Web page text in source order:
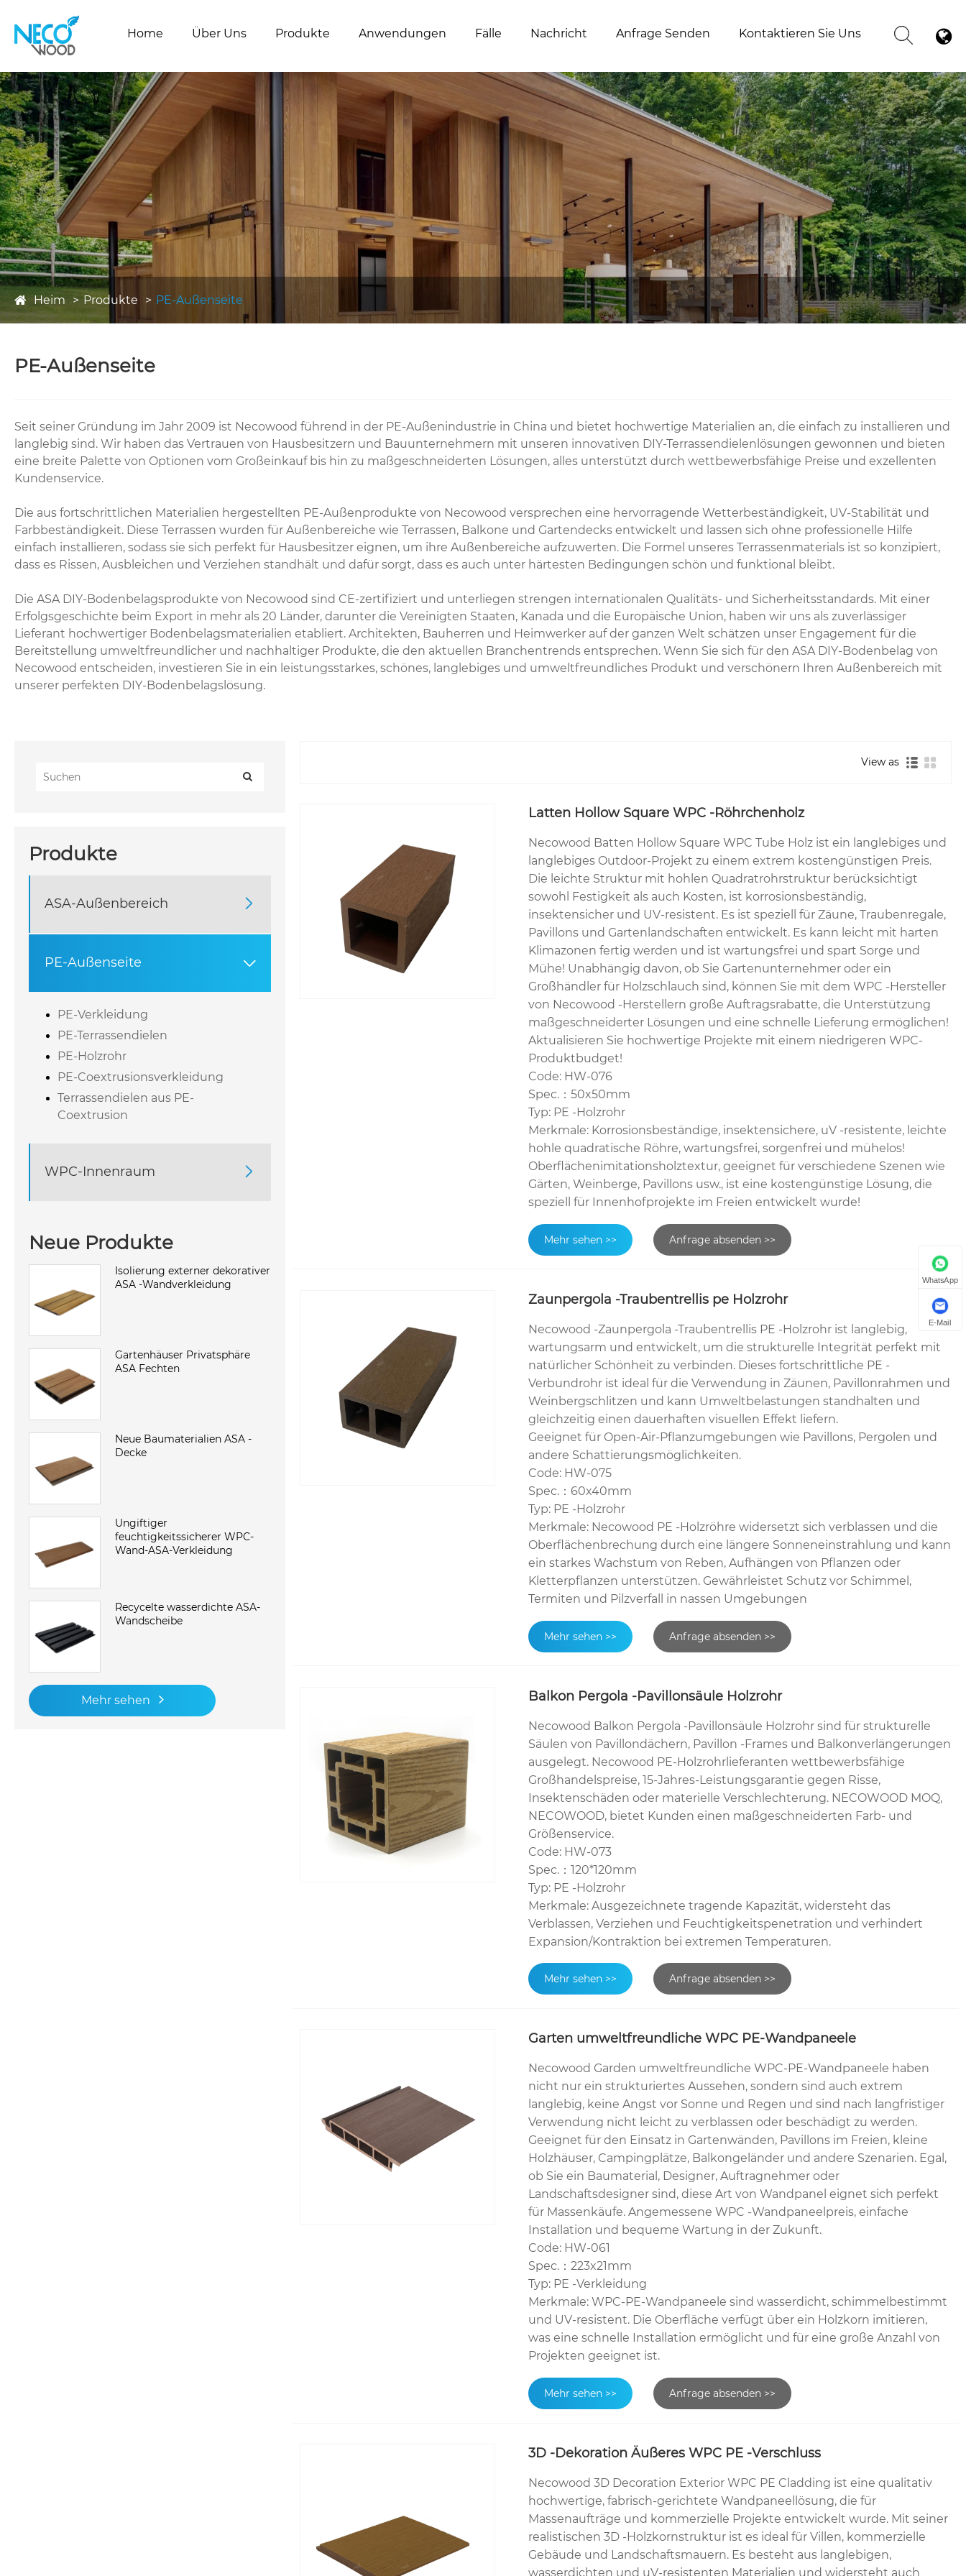
Home Über Uns Produkte Anwendungen Fälle Nachricht Anfrage Senden Kontaktieren Sie Uns
Heim Produkte PE-Außenseite
PE-Außenseite
Seit seiner Gründung im Jahr 2009 ist Necowood führend in der PE-Außenindustrie in China und bietet hochwertige Materialien an, die einfach zu installieren und
langlebig sind. Wir haben das Vertrauen von Hausbesitzern und Bauunternehmern mit unseren innovativen DIY-Terrassendielenlösungen gewonnen und bieten
eine breite Palette von Optionen vom Großeinkauf bis hin zu maßgeschneiderten Lösungen, alles unterstützt durch wettbewerbsfähige Preise und exzellenten
Kundenservice.
Die aus fortschrittlichen Materialien hergestellten PE-Außenprodukte von Necowood versprechen eine hervorragende Wetterbeständigkeit, UV-Stabilität und
Farbbeständigkeit. Diese Terrassen wurden für Außenbereiche wie Terrassen, Balkone und Gartendecks entwickelt und lassen sich ohne professionelle Hilfe
einfach installieren, sodass sie sich perfekt für Hausbesitzer eignen, um ihre Außenbereiche aufzuwerten. Die Formel unseres Terrassenmaterials ist so konzipiert,
dass es Rissen, Ausbleichen und Verziehen standhält und dafür sorgt, dass es auch unter härtesten Bedingungen schön und funktional bleibt.
Die ASA DIY-Bodenbelagsprodukte von Necowood sind CE-zertifiziert und unterliegen strengen internationalen Qualitäts- und Sicherheitsstandards. Mit einer
Erfolgsgeschichte beim Export in mehr als 20 Länder, darunter die Vereinigten Staaten, Kanada und die Europäische Union, haben wir uns als zuverlässiger
Lieferant hochwertiger Bodenbelagsmaterialien etabliert. Architekten, Bauherren und Heimwerker auf der ganzen Welt schätzen unser Engagement für die
Bereitstellung umweltfreundlicher und nachhaltiger Produkte, die den aktuellen Branchentrends entsprechen. Wenn Sie sich für den ASA DIY-Bodenbelag von
Necowood entscheiden, investieren Sie in ein leistungsstarkes, schönes, langlebiges und umweltfreundliches Produkt und verschönern Ihren Außenbereich mit
unserer perfekten DIY-Bodenbelagslösung.
Produkte
ASA-Außenbereich 
PE-Außenseite 
PE-Verkleidung
PE-Terrassendielen
PE-Holzrohr
PE-Coextrusionsverkleidung
Terrassendielen aus PE-
Coextrusion
WPC-Innenraum 
Neue Produkte
Isolierung externer dekorativer
ASA -Wandverkleidung
Gartenhäuser Privatsphäre
ASA Fechten
Neue Baumaterialien ASA -
Decke
Ungiftiger
feuchtigkeitssicherer WPC-
Wand-ASA-Verkleidung
Recycelte wasserdichte ASA-
Wandscheibe
Mehr sehen
View as
Latten Hollow Square WPC -Röhrchenholz
Necowood Batten Hollow Square WPC Tube Holz ist ein langlebiges und
langlebiges Outdoor-Projekt zu einem extrem kostengünstigen Preis.
Die leichte Struktur mit hohlen Quadratrohrstruktur berücksichtigt
sowohl Festigkeit als auch Kosten, ist korrosionsbeständig,
insektensicher und UV-resistent. Es ist speziell für Zäune, Traubenregale,
Pavillons und Gartenlandschaften entwickelt. Es kann leicht mit harten
Klimazonen fertig werden und ist wartungsfrei und spart Sorge und
Mühe! Unabhängig davon, ob Sie Gartenunternehmer oder ein
Großhändler für Holzschlauch sind, können Sie mit dem WPC -Hersteller
von Necowood -Herstellern große Auftragsrabatte, die Unterstützung
maßgeschneiderter Lösungen und eine schnelle Lieferung ermöglichen!
Aktualisieren Sie hochwertige Projekte mit einem niedrigeren WPC-
Produktbudget!
Code: HW-076
Spec.：50x50mm
Typ: PE -Holzrohr
Merkmale: Korrosionsbeständige, insektensichere, uV -resistente, leichte
hohle quadratische Röhre, wartungsfrei, sorgenfrei und mühelos!
Oberflächenimitationsholztextur, geeignet für verschiedene Szenen wie
Gärten, Weinberge, Pavillons usw., ist eine kostengünstige Lösung, die
speziell für Innenhofprojekte im Freien entwickelt wurde!
Mehr sehen >> Anfrage absenden >>
Zaunpergola -Traubentrellis pe Holzrohr
Necowood -Zaunpergola -Traubentrellis PE -Holzrohr ist langlebig,
wartungsarm und entwickelt, um die strukturelle Integrität perfekt mit
natürlicher Schönheit zu verbinden. Dieses fortschrittliche PE -
Verbundrohr ist ideal für die Verwendung in Zäunen, Pavillonrahmen und
Weinbergschlitzen und kann Umweltbelastungen standhalten und
gleichzeitig einen dauerhaften visuellen Effekt liefern.
Geeignet für Open-Air-Pflanzumgebungen wie Pavillons, Pergolen und
andere Schattierungsmöglichkeiten.
Code: HW-075
Spec.：60x40mm
Typ: PE -Holzrohr
Merkmale: Necowood PE -Holzröhre widersetzt sich verblassen und die
Oberflächenbrechung durch eine längere Sonneneinstrahlung und kann
ein starkes Wachstum von Reben, Aufhängen von Pflanzen oder
Kletterpflanzen unterstützen. Gewährleistet Schutz vor Schimmel,
Termiten und Pilzverfall in nassen Umgebungen
Mehr sehen >> Anfrage absenden >>
Balkon Pergola -Pavillonsäule Holzrohr
Necowood Balkon Pergola -Pavillonsäule Holzrohr sind für strukturelle
Säulen von Pavillondächern, Pavillon -Frames und Balkonverlängerungen
ausgelegt. Necowood PE-Holzrohrlieferanten wettbewerbsfähige
Großhandelspreise, 15-Jahres-Leistungsgarantie gegen Risse,
Insektenschäden oder materielle Verschlechterung. NECOWOOD MOQ,
NECOWOOD, bietet Kunden einen maßgeschneiderten Farb- und
Größenservice.
Code: HW-073
Spec.：120*120mm
Typ: PE -Holzrohr
Merkmale: Ausgezeichnete tragende Kapazität, widersteht das
Verblassen, Verziehen und Feuchtigkeitspenetration und verhindert
Expansion/Kontraktion bei extremen Temperaturen.
Mehr sehen >> Anfrage absenden >>
Garten umweltfreundliche WPC PE-Wandpaneele
Necowood Garden umweltfreundliche WPC-PE-Wandpaneele haben
nicht nur ein strukturiertes Aussehen, sondern sind auch extrem
langlebig, keine Angst vor Sonne und Regen und sind nach langfristiger
Verwendung nicht leicht zu verblassen oder beschädigt zu werden.
Geeignet für den Einsatz in Gartenwänden, Pavillons im Freien, kleine
Holzhäuser, Campingplätze, Balkongeländer und andere Szenarien. Egal,
ob Sie ein Baumaterial, Designer, Auftragnehmer oder
Landschaftsdesigner sind, diese Art von Wandpanel eignet sich perfekt
für Massenkäufe. Angemessene WPC -Wandpaneelpreis, einfache
Installation und bequeme Wartung in der Zukunft.
Code: HW-061
Spec.：223x21mm
Typ: PE -Verkleidung
Merkmale: WPC-PE-Wandpaneele sind wasserdicht, schimmelbestimmt
und UV-resistent. Die Oberfläche verfügt über ein Holzkorn imitieren,
was eine schnelle Installation ermöglicht und für eine große Anzahl von
Projekten geeignet ist.
Mehr sehen >> Anfrage absenden >>
3D -Dekoration Äußeres WPC PE -Verschluss
Necowood 3D Decoration Exterior WPC PE Cladding ist eine qualitativ
hochwertige, fabrisch-gerichtete Wandpaneellösung, die für
Massenaufträge und kommerzielle Projekte entwickelt wurde. Mit seiner
realistischen 3D -Holzkornstruktur ist es ideal für Villen, kommerzielle
Gebäude und Landschaftsmauern. Es besteht aus langlebigen,
wasserdichten und uV-resistenten Materialien und widersteht auch
WhatsApp
E-Mail